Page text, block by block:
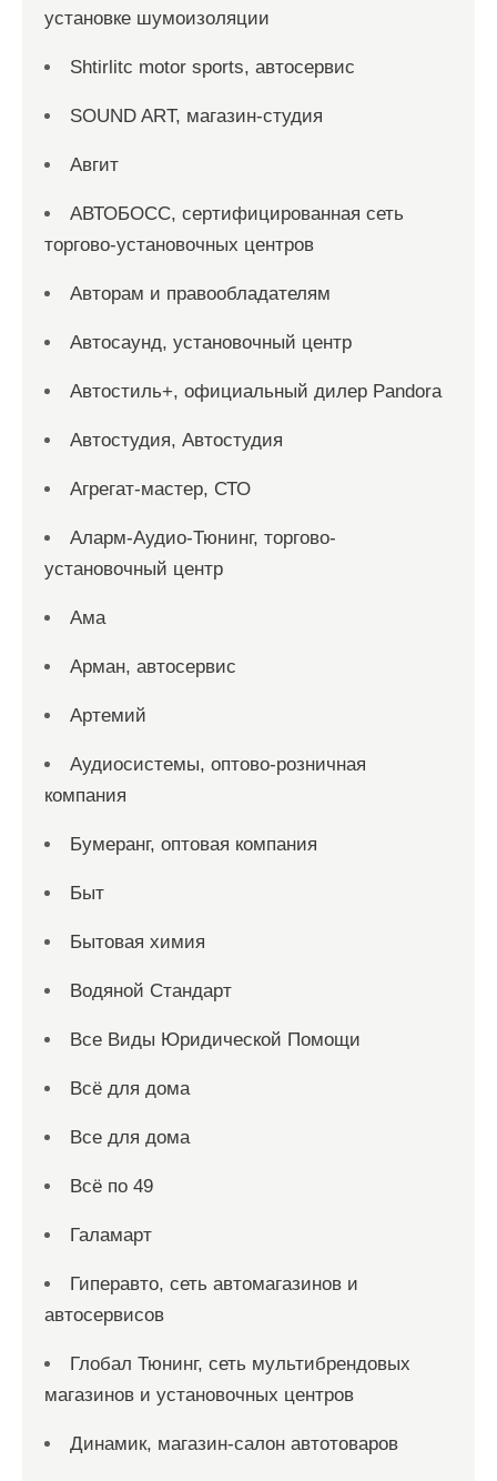
установке шумоизоляции
Shtirlitc motor sports, автосервис
SOUND ART, магазин-студия
Авгит
АВТОБОСС, сертифицированная сеть
торгово-установочных центров
Авторам и правообладателям
Автосаунд, установочный центр
Автостиль+, официальный дилер Pandora
Автостудия, Автостудия
Агрегат-мастер, СТО
Аларм-Аудио-Тюнинг, торгово-
установочный центр
Ама
Арман, автосервис
Артемий
Аудиосистемы, оптово-розничная
компания
Бумеранг, оптовая компания
Быт
Бытовая химия
Водяной Стандарт
Все Виды Юридической Помощи
Всё для дома
Все для дома
Всё по 49
Галамарт
Гиперавто, сеть автомагазинов и
автосервисов
Глобал Тюнинг, сеть мультибрендовых
магазинов и установочных центров
Динамик, магазин-салон автотоваров